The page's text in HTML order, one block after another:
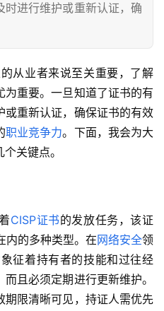
进行维护或重新认证，确
从业者来说至关重要，了解
重要。一旦知道了证书的有
重新认证，确保证书的有效
职业竞争力。下面，我会为大
关键点。
CISP证书的发放任务，该证
内的多种类型。在网络安全领
征着持有者的技能和过往经
且必须定期进行更新维护。
限清晰可见，持证人需优先